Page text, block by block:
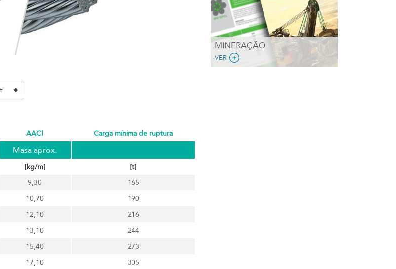
AACI carga mínima de ruptura
Masa aprox.
[kg/m]
[t]
9,30
165
10,70
190
12,10
216
13,10
244
15,40
273
17,10
305
MINERAÇÃO
VER